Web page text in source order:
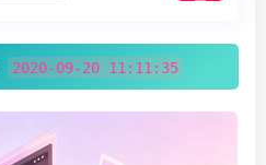
2020-09-20 11:11:35